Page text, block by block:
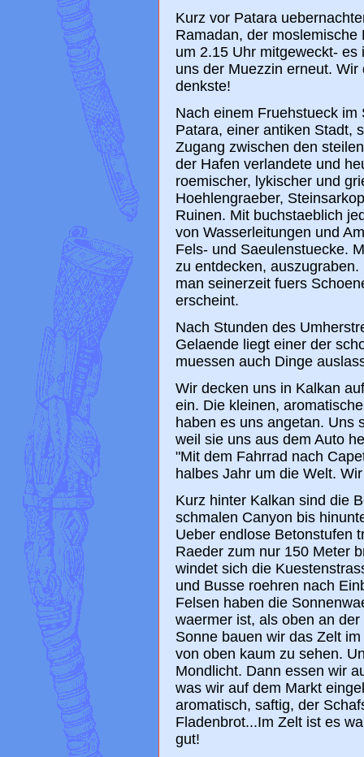
Kurz vor Patara
Ramadan, der
um 2.15 Uhr mitgeweckt-
uns der Muezzin erneut.
denkste!
Nach einem Fruehstueck
Patara, einer antiken Stadt,
Zugang zwischen den
der Hafen verlandete und
roemischer, lykischer und
Hoehlengraeber,
Ruinen. Mit buchstaeblich
von Wasserleitungen und
Fels- und Saeulenstuecke.
zu entdecken,
man seinerzeit fuers
erscheint.
Nach Stunden des
Gelaende liegt einer der
muessen auch Dinge
Wir decken uns in Kalkan
ein. Die kleinen,
haben es uns angetan. Uns
weil sie uns aus dem Auto
"Mit dem Fahrrad nach
halbes Jahr um die Welt.
Kurz hinter Kalkan sind die
schmalen Canyon bis
Ueber endlose Betonstufen
Raeder zum nur 150 Meter
windet sich die
und Busse roehren nach
Felsen haben die
waermer ist, als oben an
Sonne bauen wir das Zelt
von oben kaum zu sehen.
Mondlicht. Dann essen wir
was wir auf dem Markt
aromatisch, saftig, der
Fladenbrot...Im Zelt ist es
gut!